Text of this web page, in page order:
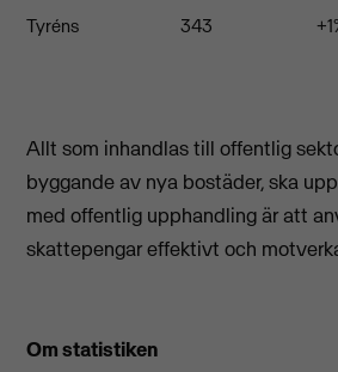
Tyréns
343
Allt som inhandlas till offentlig
byggande av nya bostäder, ska
med offentlig upphandling är att
skattepengar effektivt och
Om statistiken